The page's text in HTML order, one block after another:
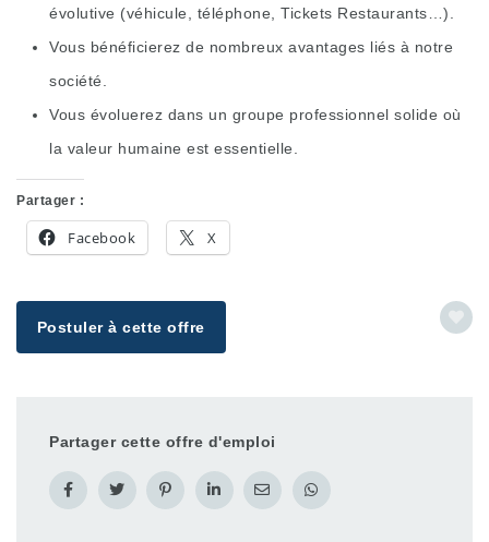
évolutive (véhicule, téléphone, Tickets Restaurants…).
Vous bénéficierez de nombreux avantages liés à notre
société.
Vous évoluerez dans un groupe professionnel solide où
la valeur humaine est essentielle.
Partager :
Facebook X
Postuler à cette offre
Partager cette offre d'emploi